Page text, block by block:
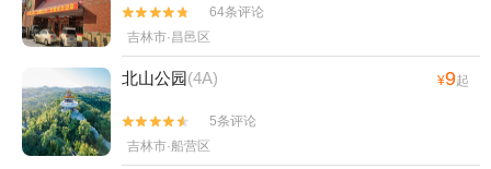


64条评论
吉林市·昌邑区
北山公园(4A) ¥9起


5条评论
吉林市·船营区